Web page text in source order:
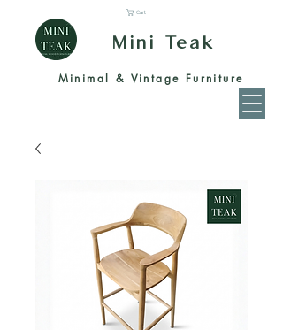
Mini Teak
Minimal & Vintage Furniture
Cart